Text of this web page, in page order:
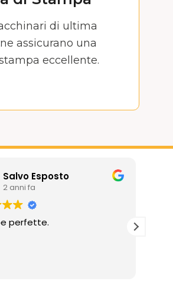
di ultima
assicurano una
eccellente.
Salvo Esposto
2 anni fa
perfette.